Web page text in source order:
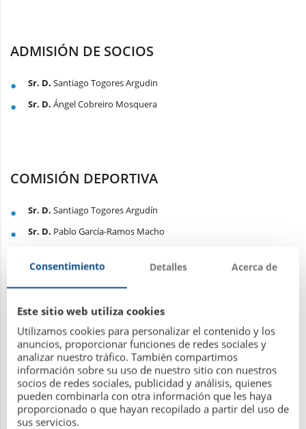
ADMISIÓN DE SOCIOS
Sr. D. Santiago Togores Argudin
Sr. D. Ángel Cobreiro Mosquera
COMISIÓN DEPORTIVA
Sr. D. Santiago Togores Argudín
Sr. D. Pablo García-Ramos Macho
Sr. D.Juan Antonio López Lopez
Sr. D.Luis Ogea Bustamante
Sr. D.José Pastur Goicoa
Sr. D.David Mateo Quintana
Consentimiento Detalles Acerca de
Este sitio web utiliza cookies
Utilizamos cookies para personalizar el contenido y los
anuncios, proporcionar funciones de redes sociales y
analizar nuestro tráfico. También compartimos
información sobre su uso de nuestro sitio con nuestros
socios de redes sociales, publicidad y análisis, quienes
pueden combinarla con otra información que les haya
proporcionado o que hayan recopilado a partir del uso de
sus servicios.